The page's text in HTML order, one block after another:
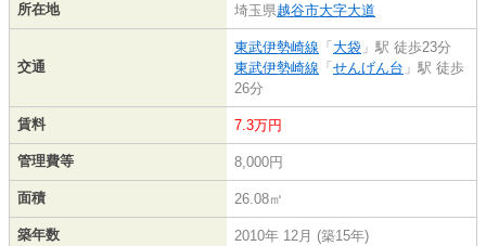
所在地 埼玉県越谷市大字大道
交通
東武伊勢崎線 「 大袋 」駅 徒歩23分
東武伊勢崎線 「 せんげん台 」駅 徒歩
26分
賃料 7.3万円
管理費等 8,000円
面積 26.08㎡
築年数 2010年 12月 (築15年)